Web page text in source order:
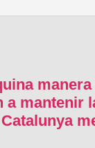
a mantenir